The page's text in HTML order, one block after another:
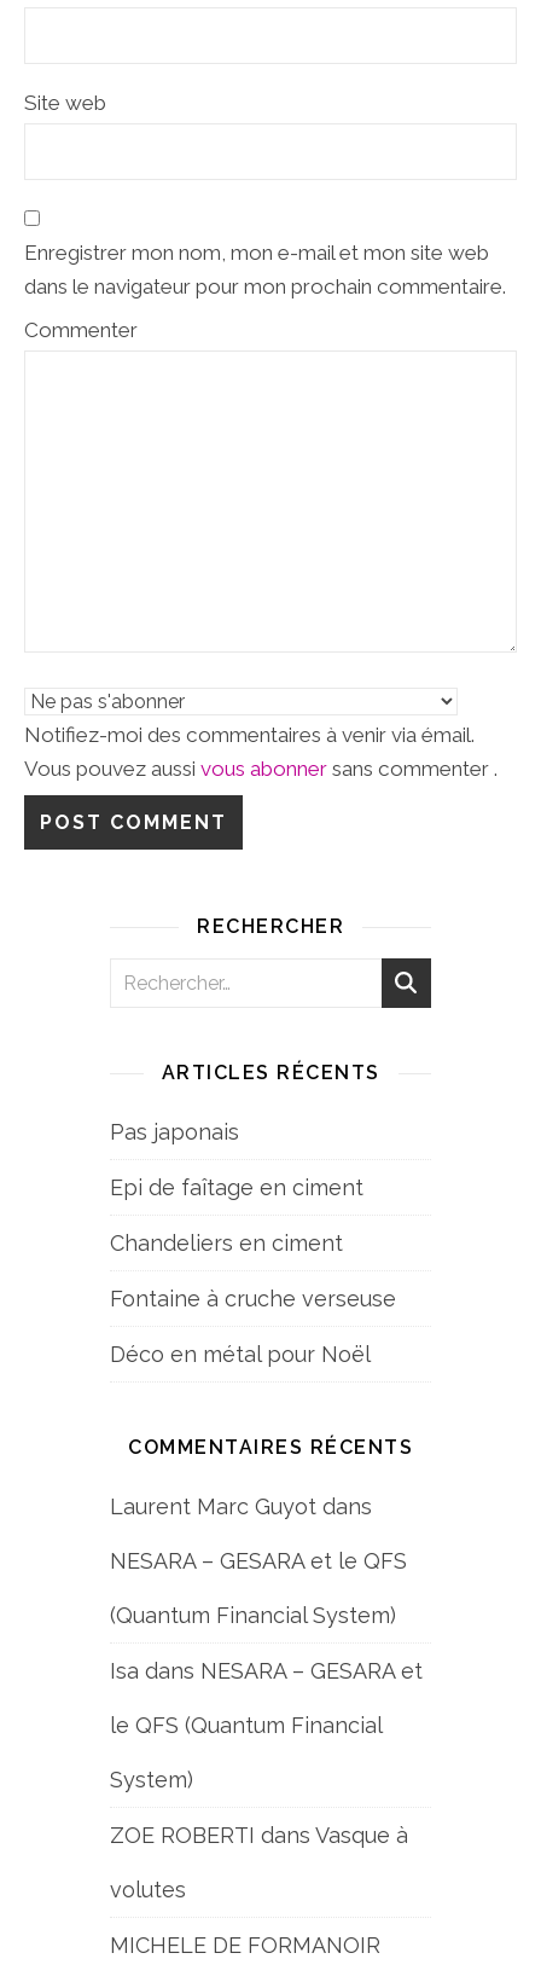
Site web
Enregistrer mon nom, mon e-mail et mon site web
dans le navigateur pour mon prochain commentaire.
Commenter
Notifiez-moi des commentaires à venir via émail.
Vous pouvez aussi vous abonner sans commenter .
RECHERCHER
ARTICLES RÉCENTS
Pas japonais
Epi de faîtage en ciment
Chandeliers en ciment
Fontaine à cruche verseuse
Déco en métal pour Noël
COMMENTAIRES RÉCENTS
Laurent Marc Guyot dans
NESARA – GESARA et le QFS
(Quantum Financial System)
Isa dans NESARA – GESARA et
le QFS (Quantum Financial
System)
ZOE ROBERTI dansVasque à
volutes
MICHELE DE FORMANOIR